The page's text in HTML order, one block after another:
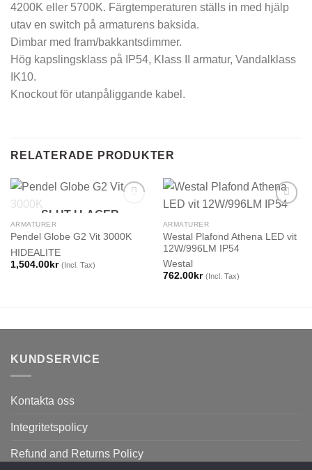
4200K eller 5700K. Färgtemperaturen ställs in med hjälp
utav en switch på armaturens baksida.
Dimbar med fram/bakkantsdimmer.
Hög kapslingsklass på IP54, Klass II armatur, Vandalklass
IK10.
Knockout för utanpåliggande kabel.
RELATERADE PRODUKTER
SLUT I LAGER
ARMATURER
Pendel Globe G2 Vit 3000K
HIDEALITE
1,504.00kr (Incl. Tax)
ARMATURER
Westal Plafond Athena LED vit
12W/996LM IP54
Westal
762.00kr (Incl. Tax)
KUNDSERVICE
Kontakta oss
Integritetspolicy
Refund and Returns Policy